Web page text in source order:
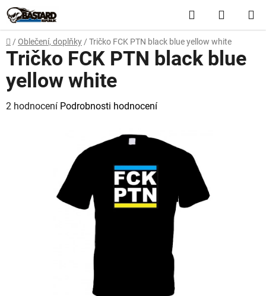
Přejít
na
obsah
Hledat
KOŠÍK
Domů
/ Oblečení, doplňky / Tričko FCK PTN black blue yellow white
Tričko FCK PTN black blue
yellow white
Průměrné
2 hodnocení Podrobnosti hodnocení